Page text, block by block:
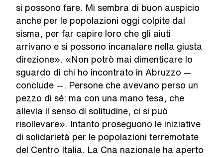
si possono fare. Mi sembra di buon auspicio
anche per le popolazioni oggi colpite dal
sisma, per far capire loro che gli aiuti
arrivano e si possono incanalare nella giusta
direzione». «Non potrò mai dimenticare lo
sguardo di chi ho incontrato in Abruzzo —
conclude —. Persone che avevano perso un
pezzo di sé: ma con una mano tesa, che
allevia il senso di solitudine, ci si può
risollevare». Intanto proseguono le iniziative
di solidarietà per le popolazioni terremotate
del Centro Italia. La Cna nazionale ha aperto